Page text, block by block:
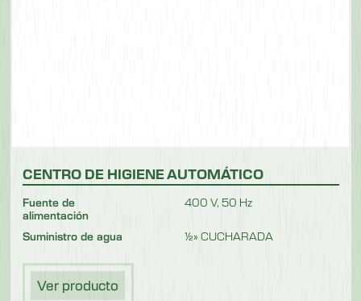
CENTRO DE HIGIENE AUTOMÁTICO
Fuente de
alimentación
400 V, 50 Hz
Suministro de agua ½» CUCHARADA
Ver producto